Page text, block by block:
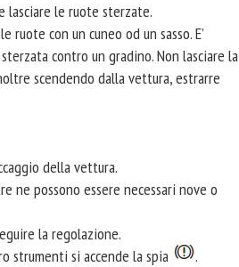
lasciare le ruote sterzate.
con un cuneo od un sasso. E’
contro un gradino. Non lasciare la
scendendo dalla vettura, estrarre
della vettura.
ne possono essere necessari nove o
la regolazione.
strumenti si accende la spia
.